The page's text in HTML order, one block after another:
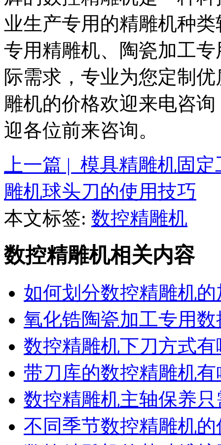
业生产专用的精雕机种
专用精雕机、陶瓷加工
际需求，专业为您定制
雕机的价格欢迎来电咨询
迎各位前来咨询。
上一篇 | 模具精雕机固
雕机球头刀的使用技巧
本文标签: 数控精雕机
数控精雕机相关内容
如何划分数控精雕机
氧化锆陶瓷加工专用
数控精雕机下刀方式
带刀库的数控精雕机
数控精雕机主轴保养
不同季节数控精雕机